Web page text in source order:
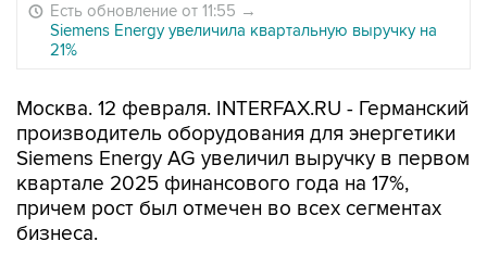
Есть обновление от 11:55 →
Siemens Energy увеличила квартальную выручку на
21%
Москва. 12 февраля. INTERFAX.RU - Германский
производитель оборудования для энергетики
Siemens Energy AG увеличил выручку в первом
квартале 2025 финансового года на 17%,
причем рост был отмечен во всех сегментах
бизнеса.